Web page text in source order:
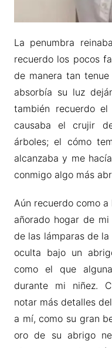
La penumbra
recuerdo los pocos
de manera tan
absorbía su luz
también recuerdo
causaba el crujir
árboles; el cómo
alcanzaba y me
conmigo algo más
Aún recuerdo como
añorado hogar de
de las lámparas de
oculta bajo un
como el que
durante mi niñez.
notar más detalles
a mí, como su gran
oro de su abrigo